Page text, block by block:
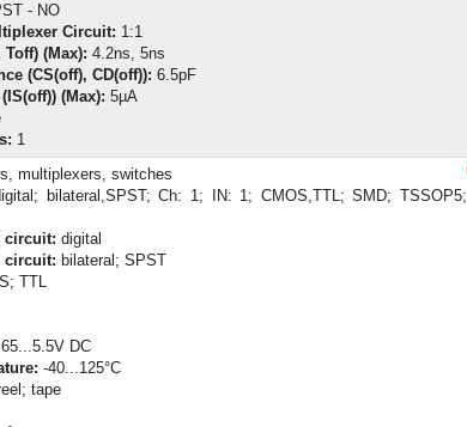
- NO
Circuit: 1:1
(Max): 4.2ns, 5ns
(CS(off), CD(off)): 6.5pF
(Max): 5µA
1
multiplexers, switches
bilateral,SPST; Ch: 1; IN: 1; CMOS,TTL; SMD; TSSOP5;
circuit: digital
circuit: bilateral; SPST
TTL
DC
-40...125°C
tape